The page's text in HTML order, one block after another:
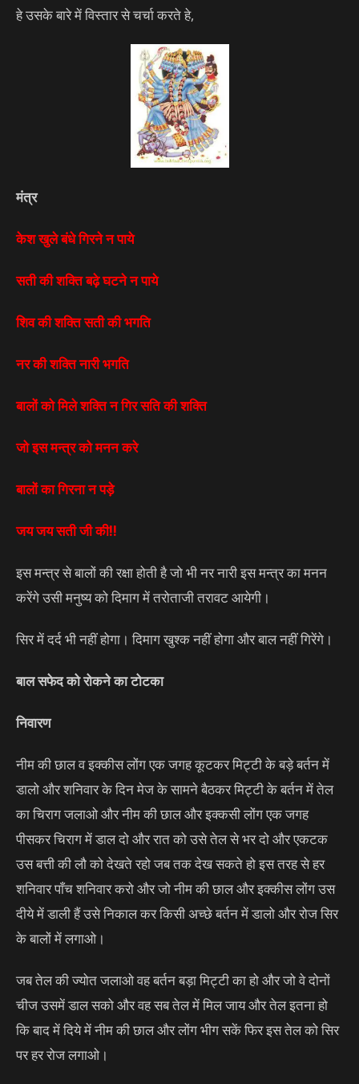
हे उसके बारे में विस्तार से चर्चा करते हे,
मंत्र
केश खुले बंधे गिरने न पाये
सती की शक्ति बढ़े घटने न पाये
शिव की शक्ति सती की भगति
नर की शक्ति नारी भगति
बालों को मिले शक्ति न गिर सति की शक्ति
जो इस मन्त्र को मनन करे
बालों का गिरना न पड़े
जय जय सती जी की!!
इस मन्त्र से बालों की रक्षा होती है जो भी नर नारी इस मन्त्र का मनन
करेंगे उसी मनुष्य को दिमाग में तरोताजी तरावट आयेगी।
सिर में दर्द भी नहीं होगा। दिमाग खुश्क नहीं होगा और बाल नहीं गिरेंगे।
बाल सफेद को रोकने का टोटका
निवारण
नीम की छाल व इक्कीस लोंग एक जगह कूटकर मिट्टी के बड़े बर्तन में
डालो और शनिवार के दिन मेज के सामने बैठकर मिट्टी के बर्तन में तेल
का चिराग जलाओ और नीम की छाल और इक्कसी लोंग एक जगह
पीसकर चिराग में डाल दो और रात को उसे तेल से भर दो और एकटक
उस बत्ती की लौ को देखते रहो जब तक देख सकते हो इस तरह से हर
शनिवार पाँच शनिवार करो और जो नीम की छाल और इक्कीस लोंग उस
दीये में डाली हैं उसे निकाल कर किसी अच्छे बर्तन में डालो और रोज सिर
के बालों में लगाओ।
जब तेल की ज्योत जलाओ वह बर्तन बड़ा मिट्टी का हो और जो वे दोनों
चीज उसमें डाल सको और वह सब तेल में मिल जाय और तेल इतना हो
कि बाद में दिये में नीम की छाल और लोंग भीग सकें फिर इस तेल को सिर
पर हर रोज लगाओ।